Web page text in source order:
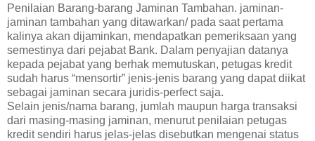
Penilaian Barang-barang Jaminan Tambahan. jaminan-
jaminan tambahan yang ditawarkan/ pada saat pertama
kalinya akan dijaminkan, mendapatkan pemeriksaan yang
semestinya dari pejabat Bank. Dalam penyajian datanya
kepada pejabat yang berhak memutuskan, petugas kredit
sudah harus “mensortir” jenis-jenis barang yang dapat diikat
sebagai jaminan secara juridis-perfect saja.
Selain jenis/nama barang, jumlah maupun harga transaksi
dari masing-masing jaminan, menurut penilaian petugas
kredit sendiri harus jelas-jelas disebutkan mengenai status